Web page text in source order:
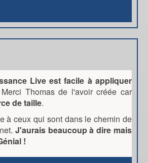
Live est facile à appliquer
Merci Thomas de l'avoir créée car
de taille.
à ceux qui sont dans le chemin de
J'aurais beaucoup à dire mais
!